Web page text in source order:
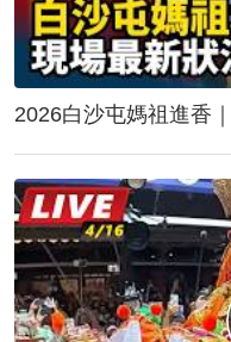
2026白沙屯媽祖進香